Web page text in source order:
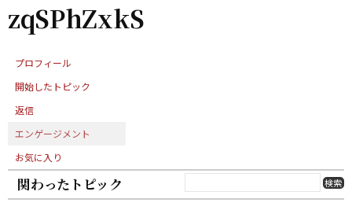
ム
zqSPhZxkS
プロフィール
開始したトピック
返信
エンゲージメント
お気に入り
関わったトピック